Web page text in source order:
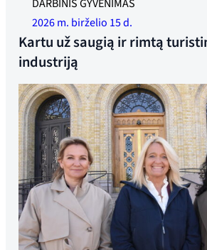
pramonės kūrimo. Nuotrauka: Per
DARBINIS GYVENIMAS
2026 m. birželio 15 d.
Kartu už saugią ir rimtą
industriją